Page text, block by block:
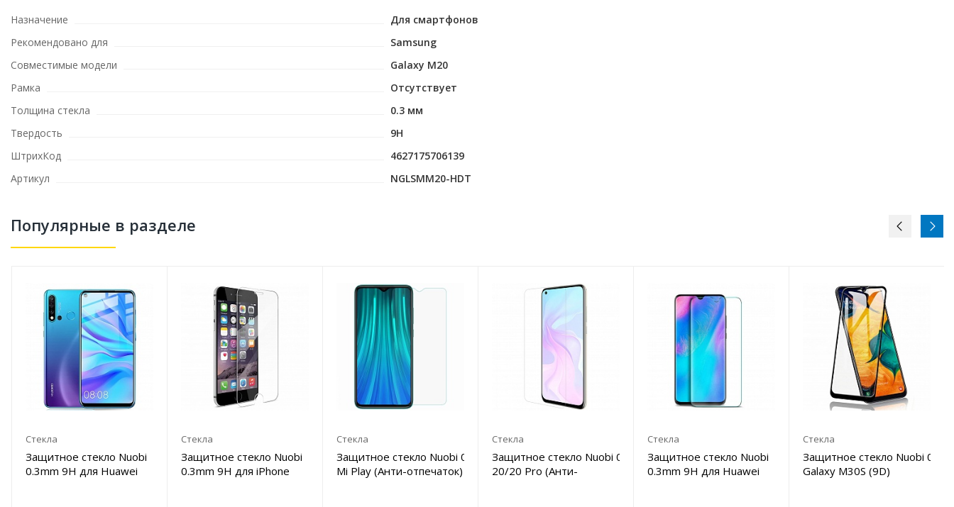
Назначение
Для смартфонов
Рекомендовано для
Samsung
Совместимые модели
Galaxy M20
Рамка
Отсутствует
Толщина стекла
0.3 мм
Твердость
9H
ШтрихКод
4627175706139
Артикул
NGLSMM20-HDT
Популярные в разделе
Стекла
Защитное стекло Nuobi
0.3mm 9H для Huawei
Стекла
Защитное стекло Nuobi
0.3mm 9H для iPhone
Стекла
Защитное стекло Nuobi 0.3mm 9H для Xiaomi
Mi Play (Анти-отпечаток)
Стекла
Защитное стекло Nuobi 0.3mm 9H для Honor
20/20 Pro (Анти-
Стекла
Защитное стекло Nuobi
0.3mm 9H для Huawei
Стекла
Защитное стекло Nuobi
Galaxy M30S (9D)